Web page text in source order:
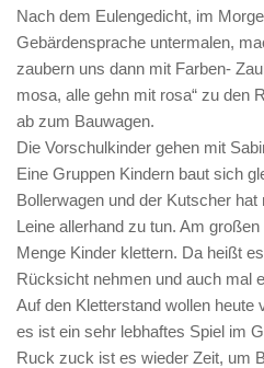
Nach dem Eulengedicht, im
Gebärdensprache untermalen,
zaubern uns dann mit Farben-
mosa, alle gehn mit rosa“ zu den
ab zum Bauwagen.
Die Vorschulkinder gehen mit
Eine Gruppen Kindern baut sich
Bollerwagen und der Kutscher
Leine allerhand zu tun. Am
Menge Kinder klettern. Da heißt
Rücksicht nehmen und auch mal
Auf den Kletterstand wollen heute
es ist ein sehr lebhaftes Spiel im
Ruck zuck ist es wieder Zeit, um